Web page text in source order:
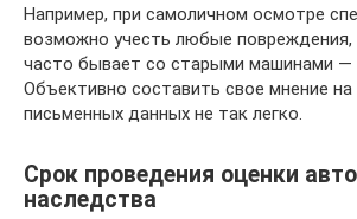
Например, при самоличном осмотре
возможно учесть любые повреждения,
часто бывает со старыми машинами —
Объективно составить свое мнение на
письменных данных не так легко.
Срок проведения оценки
наследства